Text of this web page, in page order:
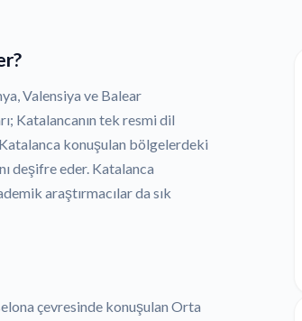
Valensiya ve Balear
Katalancanın tek resmi dil
konuşulan bölgelerdeki
deşifre eder. Katalanca
araştırmacılar da sık
çevresinde konuşulan Orta